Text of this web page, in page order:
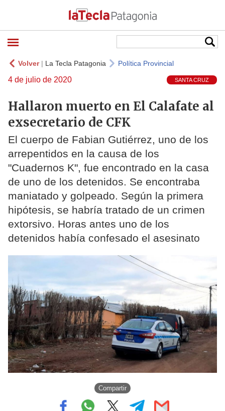
Volver| La Tecla Patagonia Política Provincial
4 de julio de 2020 SANTA CRUZ
Hallaron muerto en El Calafate al
exsecretario de CFK
El cuerpo de Fabian Gutiérrez, uno de los
arrepentidos en la causa de los
"Cuadernos K", fue encontrado en la casa
de uno de los detenidos. Se encontraba
maniatado y golpeado. Según la primera
hipótesis, se habría tratado de un crimen
extorsivo. Horas antes uno de los
detenidos había confesado el asesinato
Compartir